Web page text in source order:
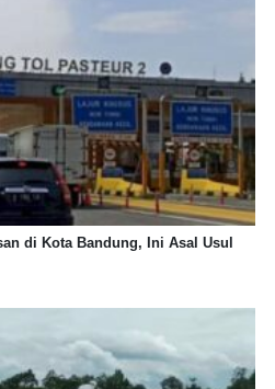
di Kota Bandung, Ini Asal Usul